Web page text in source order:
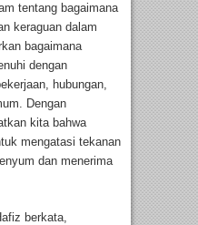
tentang bagaimana
keraguan dalam
bagaimana
dengan
hubungan,
Dengan
kita bahwa
mengatasi tekanan
dan menerima
berkata,